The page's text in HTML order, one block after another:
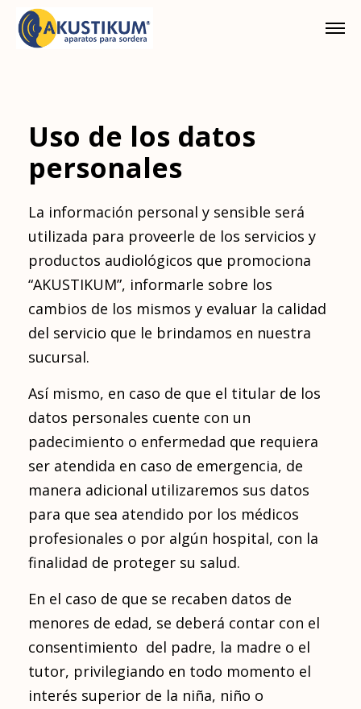
Uso de los datos
personales
La información personal y sensible será
utilizada para proveerle de los servicios y
productos audiológicos que promociona
“AKUSTIKUM”, informarle sobre los
cambios de los mismos y evaluar la calidad
del servicio que le brindamos en nuestra
sucursal.
Así mismo, en caso de que el titular de los
datos personales cuente con un
padecimiento o enfermedad que requiera
ser atendida en caso de emergencia, de
manera adicional utilizaremos sus datos
para que sea atendido por los médicos
profesionales o por algún hospital, con la
finalidad de proteger su salud.
En el caso de que se recaben datos de
menores de edad, se deberá contar con el
consentimiento del padre, la madre o el
tutor, privilegiando en todo momento el
interés superior de la niña, niño o